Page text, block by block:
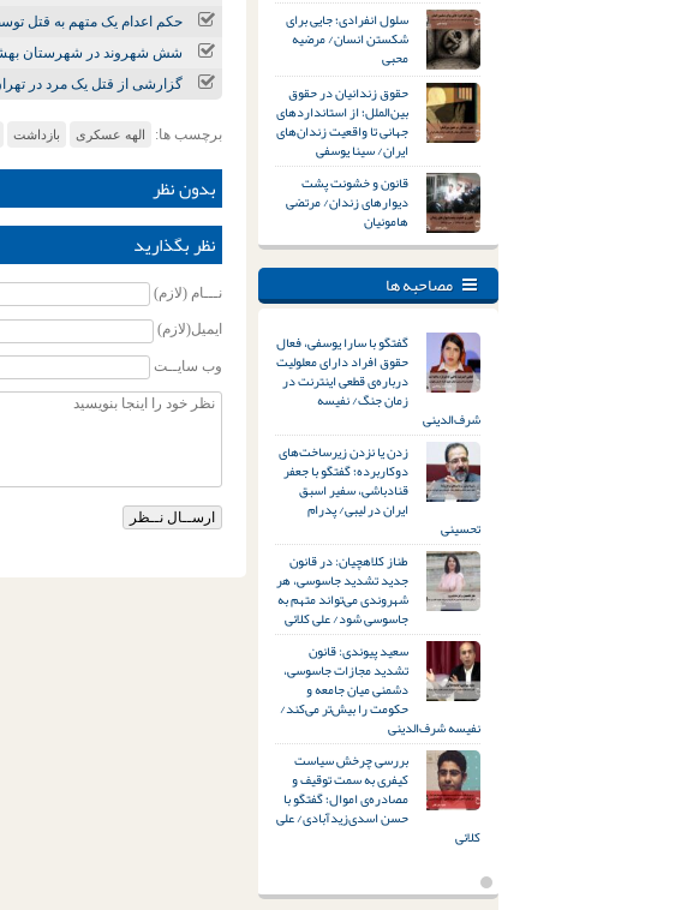
حکم اعدام یک متهم به قتل
شش شهروند در شهرستان
گزارشی از قتل یک مرد در
برچسب ها: الهه عسکری بازداشت
بدون نظر
نظر بگذارید
نـــام (لازم)
ایمیل(لازم)
وب سایــت
سلول انفرادی؛ جایی برای
شکستن انسان/ مرضیه
محبی
حقوق زندانیان در حقوق
بین‌الملل؛ از استانداردهای
جهانی تا واقعیت زندان‌های
ایران/ سینا یوسفی
قانون و خشونت پشت
دیوارهای زندان/ مرتضی
هامونیان
مصاحبه ها
گفتگو با سارا یوسفی، فعال
حقوق افراد دارای معلولیت
درباره‌ی قطعی اینترنت در
زمان جنگ/ نفیسه
شرف‌الدینی
زدن یا نزدن زیرساخت‌های
دوکاربرده؛ گفتگو با جعفر
قنادباشی، سفیر اسبق
ایران در لیبی/ پدرام
تحسینی
طناز کلاهچیان: در قانون
جدید تشدید جاسوسی، هر
شهروندی می‌تواند متهم به
جاسوسی شود/ علی کلائی
سعید پیوندی: قانون
تشدید مجازات جاسوسی،
دشمنی میان جامعه و
حکومت را بیش‌تر می‌کند/
نفیسه شرف‌الدینی
بررسی چرخش سیاست
کیفری به سمت توقیف و
مصادره‌ی اموال؛ گفتگو با
حسن اسدی‌زیدآبادی/ علی
کلائی